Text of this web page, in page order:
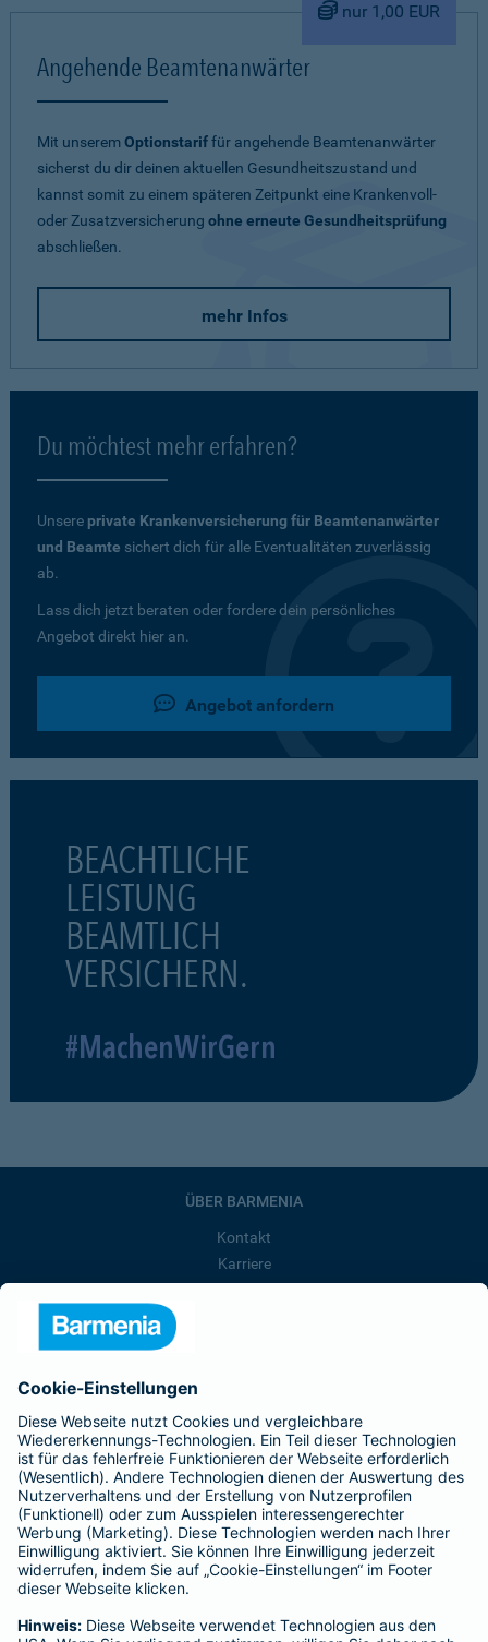
nur 1,00 EUR
Angehende Beamtenanwärter
Mit unseremOptionstariffür angehende Beamtenanwärter
sicherst du dir deinen aktuellen Gesundheitszustand und
kannst somit zu einem späteren Zeitpunkt eine Krankenvoll-
oder Zusatzversicherung ohne erneute Gesundheitsprüfung
abschließen.
mehr Infos
Du möchtest mehr erfahren?
Unsere private Krankenversicherung für Beamtenanwärter
und Beamte sichert dich für alle Eventualitäten zuverlässig
ab.
Lass dich jetzt beraten oder fordere dein persönliches
Angebot direkt hier an.
Angebot anfordern
BEACHTLICHE
LEISTUNG
BEAMTLICH
VERSICHERN.
#MachenWirGern
ÜBER BARMENIA
Kontakt
Karriere
Barmenia ist Teil der BarmeniaGothaer
BELIEBTE SEITEN
Kranken-Zusatzversicherung
Tierversicherungen
Haftpflichtversicherung
Hausratversicherung